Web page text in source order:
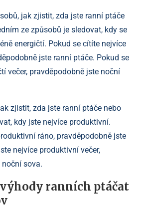
jak zjistit, zda jste ranní ptáče
ze způsobů je sledovat, kdy se
energičtí. Pokud se cítíte nejvíce
jste ranní ptáče. Pokud se
večer, pravděpodobně jste noční
zjistit, zda jste ranní ptáče nebo
kdy jste nejvíce produktivní.
ráno, pravděpodobně jste
nejvíce produktivní večer,
sova.
ranních ptáčat